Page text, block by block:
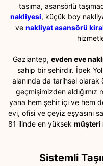
taşıma, asansörlü
nakliyesi, küçük boy
ve nakliyat asansörü
Gaziantep, evden eve
sahip bir şehirdir. İpek
alanında da tarihsel olarak
geçmişimizden
yana hem şehir içi ve hem
evi, ofisi ve çeyiz eşyasını
81 ilinde en yüksek müşteri
Sistemli